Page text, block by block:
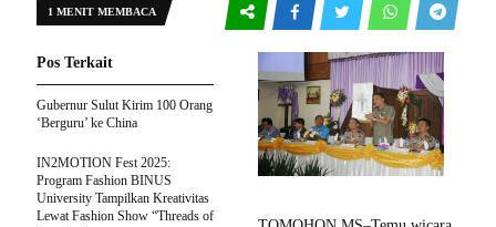
1 MENIT MEMBACA
Pos Terkait
Gubernur Sulut Kirim 100 Orang
‘Berguru’ ke China
IN2MOTION Fest 2025:
Program Fashion BINUS
University Tampilkan Kreativitas
Lewat Fashion Show “Threads of